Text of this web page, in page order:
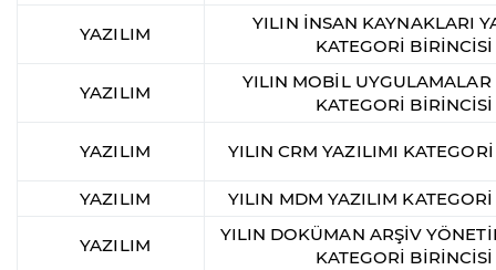
YAZILIM
YILIN İNSAN KAYNAKLARI
KATEGORİ BİRİNCİSİ
YAZILIM
YILIN MOBİL UYGULAMALAR
KATEGORİ BİRİNCİSİ
YAZILIM YILIN CRM YAZILIMI
YAZILIM YILIN MDM YAZILIM
YAZILIM
YILIN DOKÜMAN ARŞİV
KATEGORİ BİRİNCİSİ